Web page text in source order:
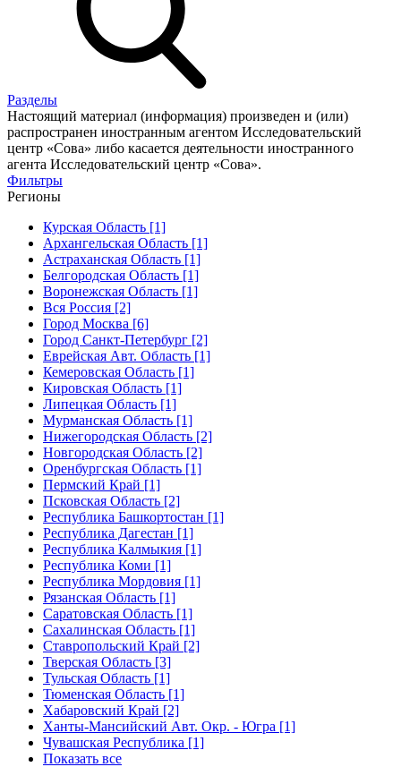
Разделы
Настоящий материал (информация) произведен и (или)
распространен иностранным агентом Исследовательский
центр «Сова» либо касается деятельности иностранного
агента Исследовательский центр «Сова».
Фильтры
Регионы
Курская Область [1]
Архангельская Область [1]
Астраханская Область [1]
Белгородская Область [1]
Воронежская Область [1]
Вся Россия [2]
Город Москва [6]
Город Санкт-Петербург [2]
Еврейская Авт. Область [1]
Кемеровская Область [1]
Кировская Область [1]
Липецкая Область [1]
Мурманская Область [1]
Нижегородская Область [2]
Новгородская Область [2]
Оренбургская Область [1]
Пермский Край [1]
Псковская Область [2]
Республика Башкортостан [1]
Республика Дагестан [1]
Республика Калмыкия [1]
Республика Коми [1]
Республика Мордовия [1]
Рязанская Область [1]
Саратовская Область [1]
Сахалинская Область [1]
Ставропольский Край [2]
Тверская Область [3]
Тульская Область [1]
Тюменская Область [1]
Хабаровский Край [2]
Ханты-Мансийский Авт. Окр. - Югра [1]
Чувашская Республика [1]
Показать все